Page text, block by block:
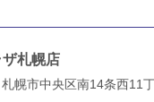
ザ札幌店
幌市中央区南14条西11